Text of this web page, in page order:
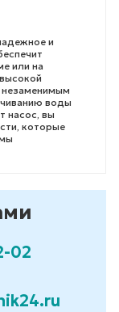
и
или на
незаменимым
воды
насос, вы
которые
02